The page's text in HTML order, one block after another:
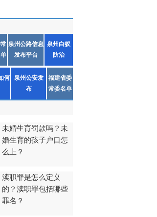
泉州公路信息
发布平台
泉州白蚁
防治
何
泉州公安发
布
福建省委
常委名单
未婚生育罚款吗？未
婚生育的孩子户口怎
么上？
渎职罪是怎么定义
的？渎职罪包括哪些
罪名？